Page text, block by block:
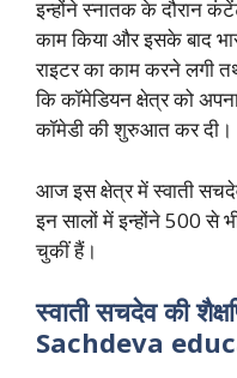
इन्होंने स्नातक के दौरान
काम किया और इसके बाद
राइटर का काम करने लगी
कि कॉमेडियन क्षेत्र को
कॉमेडी की शुरुआत कर दी।
आज इस क्षेत्र में स्वाती
इन सालों में इन्होंने 500 से
चुकीं हैं।
स्वाती सचदेव की
Sachdeva